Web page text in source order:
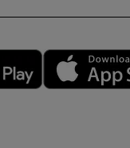
Play market